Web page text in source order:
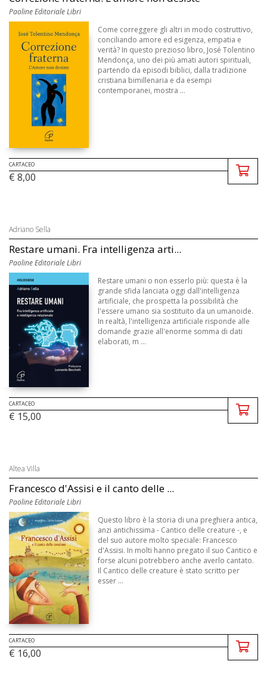
Paoline Editoriale Libri
Come correggere gli altri in modo costruttivo,
conciliando amore ed esigenza, empatia e
verità? In questo prezioso libro, José Tolentino
Mendonça, uno dei più amati autori spirituali,
partendo da episodi biblici, dalla tradizione
cristiana bimillenaria e da esempi
contemporanei, mostra ...
CARTACEO
€ 8,00
Adriano Sella
Restare umani. Fra intelligenza arti...
Paoline Editoriale Libri
Restare umani o non esserlo più: questa è la
grande sfida lanciata oggi dall'intelligenza
artificiale, che prospetta la possibilità che
l'essere umano sia sostituito da un umanoide.
In realtà, l'intelligenza artificiale risponde alle
domande grazie all'enorme somma di dati
elaborati, m ...
CARTACEO
€ 15,00
Altea Villa
Francesco d'Assisi e il canto delle ...
Paoline Editoriale Libri
Questo libro è la storia di una preghiera antica,
anzi antichissima - Cantico delle creature -, e
del suo autore molto speciale: Francesco
d'Assisi. In molti hanno pregato il suo Cantico e
forse alcuni potrebbero anche averlo cantato.
Il Cantico delle creature è stato scritto per
esser ...
CARTACEO
€ 16,00